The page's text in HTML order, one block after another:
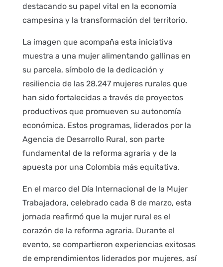
destacando su papel vital en la economía
campesina y la transformación del territorio.
La imagen que acompaña esta iniciativa
muestra a una mujer alimentando gallinas en
su parcela, símbolo de la dedicación y
resiliencia de las 28.247 mujeres rurales que
han sido fortalecidas a través de proyectos
productivos que promueven su autonomía
económica. Estos programas, liderados por la
Agencia de Desarrollo Rural, son parte
fundamental de la reforma agraria y de la
apuesta por una Colombia más equitativa.
En el marco del Día Internacional de la Mujer
Trabajadora, celebrado cada 8 de marzo, esta
jornada reafirmó que la mujer rural es el
corazón de la reforma agraria. Durante el
evento, se compartieron experiencias exitosas
de emprendimientos liderados por mujeres, así